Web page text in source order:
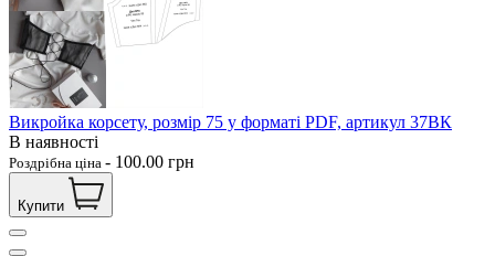
Викройка корсету, розмір 75 у форматі PDF, артикул 37ВК
В наявності
Роздрібна ціна - 100.00 грн
Купити